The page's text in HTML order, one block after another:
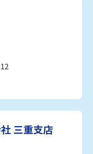
三重支店